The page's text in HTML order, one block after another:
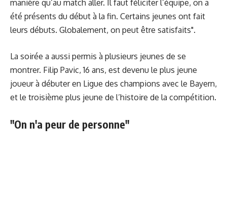
manière qu’au match aller. Il faut féliciter l’équipe, on a
été présents du début à la fin. Certains jeunes ont fait
leurs débuts. Globalement, on peut être satisfaits".
La soirée a aussi permis à plusieurs jeunes de se
montrer. Filip Pavic, 16 ans, est devenu le plus jeune
joueur à débuter en Ligue des champions avec le Bayern,
et le troisième plus jeune de l’histoire de la compétition.
"On n'a peur de personne"